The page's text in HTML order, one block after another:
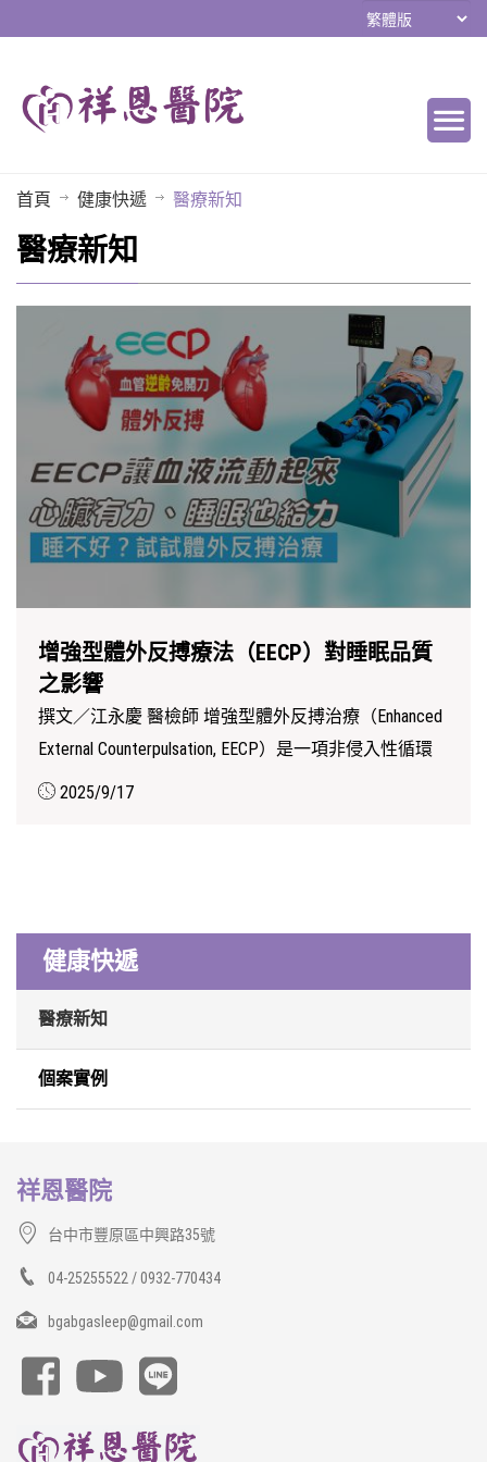
首頁 健康快遞 醫療新知
醫療新知
增強型體外反搏療法（EECP）對睡眠品質
之影響
撰文／江永慶 醫檢師 增強型體外反搏治療（Enhanced
External Counterpulsation, EECP）是一項非侵入性循環
輔助療法，起初...
2025/9/17
健康快遞
醫療新知
個案實例
祥恩醫院
台中市豐原區中興路35號
04-25255522 / 0932-770434
bgabgasleep@gmail.com